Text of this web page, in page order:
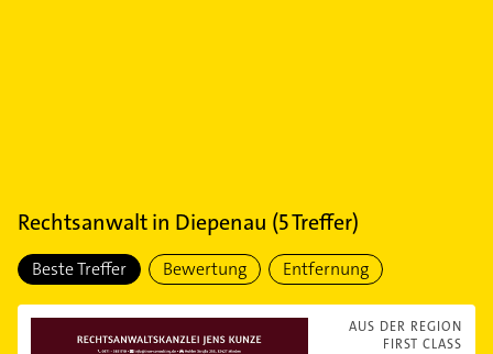
Rechtsanwaltin Diepenau (5Treffer)
Beste Treffer Bewertung Entfernung
AUS DER REGION
FIRST CLASS